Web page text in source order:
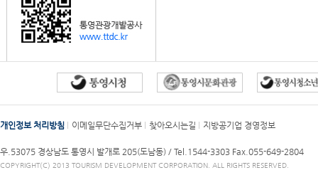
개인정보 처리방침 이메일무단수집거부 찾아오시는길 지방공기업 경영정보
우.53075 경상남도 통영시 발개로 205(도남동) / Tel.1544-3303 Fax.055-649-2804
COPYRIGHT(C) 2013 TOURISM DEVELOPMENT CORPORATION. ALL RIGHTS RESERVED.